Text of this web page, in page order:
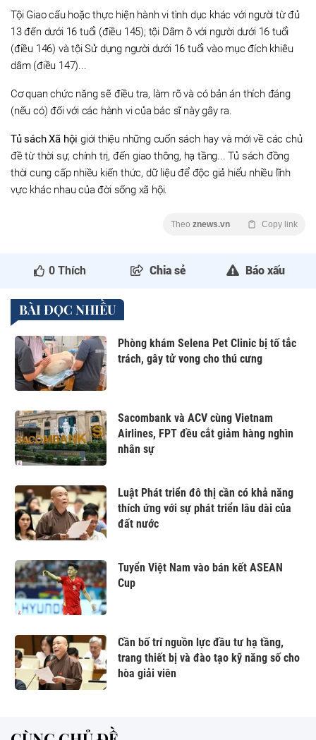
Tội Giao cấu hoặc thực hiện hành vi tình dục khác với người từ đủ
13 đến dưới 16 tuổi (điều 145); tội Dâm ô với người dưới 16 tuổi
(điều 146) và tội Sử dụng người dưới 16 tuổi vào mục đích khiêu
dâm (điều 147)...
Cơ quan chức năng sẽ điều tra, làm rõ và có bản án thích đáng
(nếu có) đối với các hành vi của bác sĩ này gây ra.
Tủ sách Xã hội giới thiệu những cuốn sách hay và mới về các chủ
đề từ thời sự, chính trị, đến giao thông, hạ tầng... Tủ sách đồng
thời cung cấp nhiều kiến thức, dữ liệu để độc giả hiểu nhiều lĩnh
vực khác nhau của đời sống xã hội.
Theo znews.vn Copy link
0 Thích Chia sẻ Báo xấu
BÀI ĐỌC NHIỀU
Phòng khám Selena Pet Clinic bị tố tắc
trách, gây tử vong cho thú cưng
Sacombank và ACV cùng Vietnam
Airlines, FPT đều cắt giảm hàng nghìn
nhân sự
Luật Phát triển đô thị cần có khả năng
thích ứng với sự phát triển lâu dài của
đất nước
Tuyển Việt Nam vào bán kết ASEAN
Cup
Cần bố trí nguồn lực đầu tư hạ tầng,
trang thiết bị và đào tạo kỹ năng số cho
hòa giải viên